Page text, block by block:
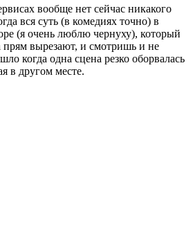
вообще нет сейчас никакого
вся суть (в комедиях точно) в
(я очень люблю чернуху), который
прям вырезают, и смотришь и не
когда одна сцена резко оборвалась
в другом месте.